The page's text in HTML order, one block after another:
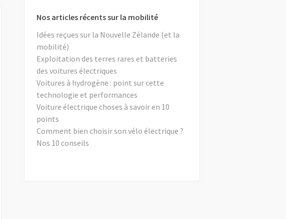
Nos articles récents sur la mobilité
Idées reçues sur la Nouvelle Zélande (et la
mobilité)
Exploitation des terres rares et batteries
des voitures électriques
Voitures à hydrogène : point sur cette
technologie et performances
Voiture électrique choses à savoir en 10
points
Comment bien choisir son vélo électrique ?
Nos 10 conseils